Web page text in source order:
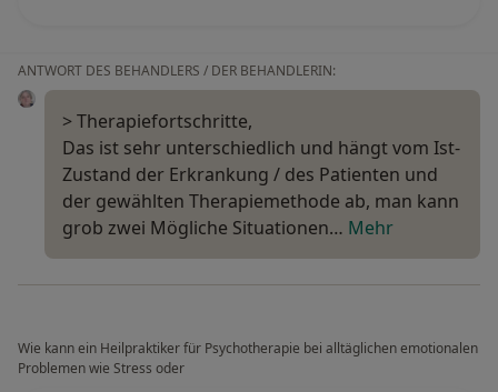
ANTWORT DES BEHANDLERS / DER BEHANDLERIN:
> Therapiefortschritte,
Das ist sehr unterschiedlich und hängt vom Ist-
Zustand der Erkrankung / des Patienten und
der gewählten Therapiemethode ab, man kann
grob zwei Mögliche Situationen… Mehr
Wie kann ein Heilpraktiker für Psychotherapie bei alltäglichen emotionalen
Problemen wie Stress oder